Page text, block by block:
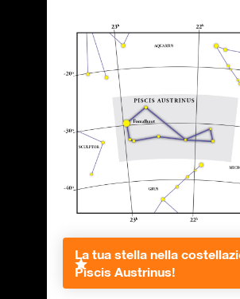
La tua stella nella
Piscis Austrinus!